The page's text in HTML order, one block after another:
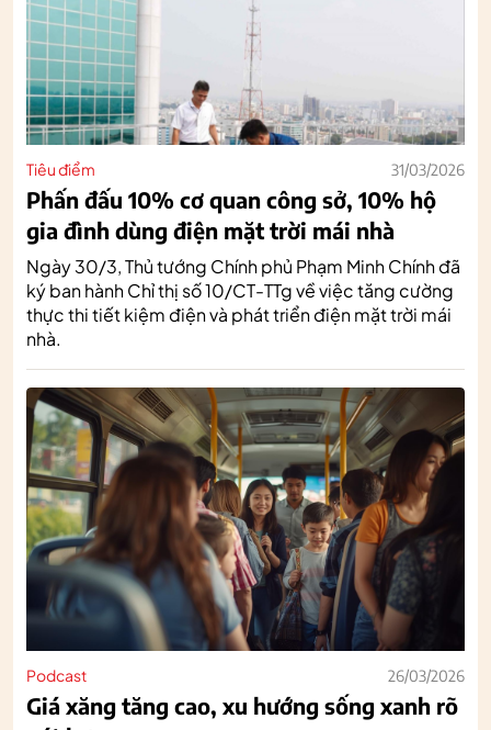
Tiêu điểm 31/03/2026
Phấn đấu 10% cơ quan công sở, 10% hộ
gia đình dùng điện mặt trời mái nhà
Ngày 30/3, Thủ tướng Chính phủ Phạm Minh Chính đã
ký ban hành Chỉ thị số 10/CT-TTg về việc tăng cường
thực thi tiết kiệm điện và phát triển điện mặt trời mái
nhà.
Podcast 26/03/2026
Giá xăng tăng cao, xu hướng sống xanh rõ